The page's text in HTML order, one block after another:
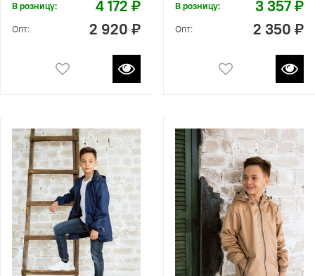
В розницу: 4 172 ₽
Опт: 2 920 ₽
В розницу: 3 357 ₽
Опт: 2 350 ₽